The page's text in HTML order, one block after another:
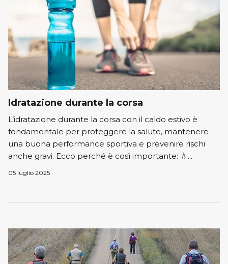
Idratazione durante la corsa
L’idratazione durante la corsa con il caldo estivo è
fondamentale per proteggere la salute, mantenere
una buona performance sportiva e prevenire rischi
anche gravi. Ecco perché è così importante: 💧...
05 luglio 2025